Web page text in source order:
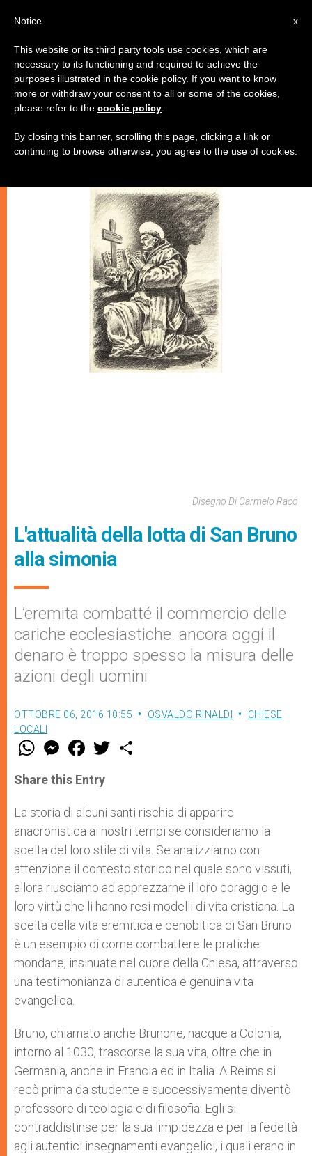
CHIESE LOCALI
Disegno Di Carmelo Raco
L'attualità della lotta di San Bruno
alla simonia
L’eremita combatté il commercio delle
cariche ecclesiastiche: ancora oggi il
denaro è troppo spesso la misura delle
azioni degli uomini
OTTOBRE 06, 2016 10:55 OSVALDO RINALDI
CHIESE
LOCALI
W
t
s
p
p
M
e
s
e
g
e
r
F
a
e
b
o
k
w
r
Share this Entry
La storia di alcuni santi rischia di apparire
anacronistica ai nostri tempi se consideriamo la
scelta del loro stile di vita. Se analizziamo con
attenzione il contesto storico nel quale sono vissuti,
allora riusciamo ad apprezzarne il loro coraggio e le
loro virtù che li hanno resi modelli di vita cristiana. La
scelta della vita eremitica e cenobitica di San Bruno
è un esempio di come combattere le pratiche
mondane, insinuate nel cuore della Chiesa, attraverso
una testimonianza di autentica e genuina vita
evangelica.
Bruno, chiamato anche Brunone, nacque a Colonia,
intorno al 1030, trascorse la sua vita, oltre che in
Germania, anche in Francia ed in Italia. A Reims si
recò prima da studente e successivamente diventò
professore di teologia e di filosofia. Egli si
contraddistinse per la sua limpidezza e per la fedeltà
agli autentici insegnamenti evangelici, i quali erano in
x
Notice
This website or its third party tools use cookies, which are
necessary to its functioning and required to achieve the
purposes illustrated in the cookie policy. If you want to know
more or withdraw your consent to all or some of the cookies,
please refer to the cookie policy
By closing this banner, scrolling this page, clicking a link or
continuing to browse otherwise, you agree to the use of cookies.